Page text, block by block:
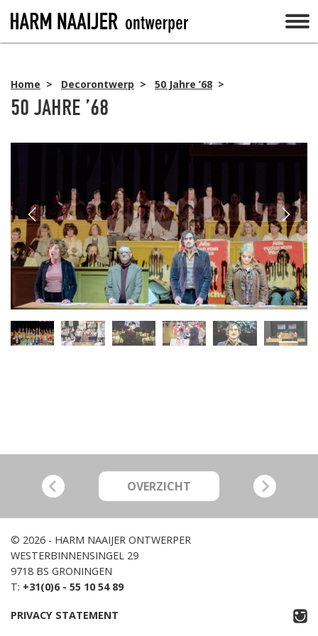
Home > Decorontwerp > 50 Jahre ’68 >
50 JAHRE ’68
OVERZICHT
© 2026 - HARM NAAIJER ONTWERPER
WESTERBINNENSINGEL 29
9718 BS GRONINGEN
T: +31(0)6 - 55 10 54 89
PRIVACY STATEMENT